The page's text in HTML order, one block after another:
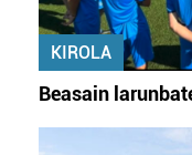
KIROLA
Beasain